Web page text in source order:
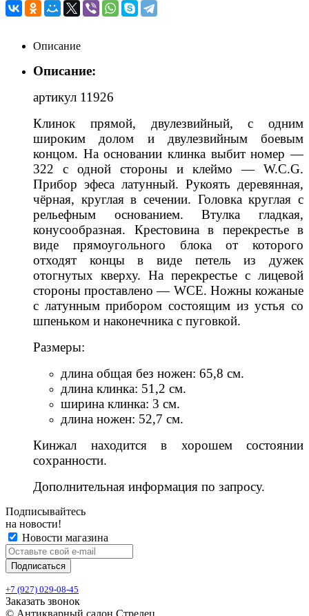
Описание
Описание:
артикул 11926
Клинок прямой, двулезвийный, с одним
широким долом и двулезвийным боевым
концом. На основании клинка выбит номер —
322 с одной стороны и клеймо — W.C.G.
Прибор эфеса латунный. Рукоять деревянная,
чёрная, круглая в сечении. Головка круглая с
рельефным основанием. Втулка гладкая,
конусообразная. Крестовина в перекрестье в
виде прямоугольного блока от которого
отходят концы в виде петель из дужек
отогнутых кверху. На перекрестье с лицевой
стороны проставлено — WCE. Ножны кожаные
с латунным прибором состоящим из устья со
шпеньком и наконечника с пуговкой.
Размеры:
длина общая без ножен: 65,8 см.
длина клинка: 51,2 см.
ширина клинка: 3 см.
длина ножен: 52,7 см.
Кинжал находится в хорошем состоянии
сохранности.
Дополнительная информация по запросу.
Подписывайтесь
на новости!
Новости магазина
+7 (927) 029-08-45
Заказать звонок
© Антикварный салон Стрелец